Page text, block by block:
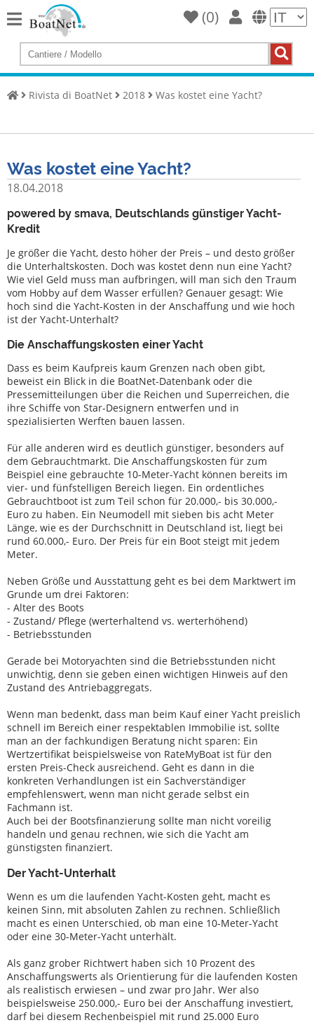
Home
Compra
yacht
Venditore
commerciale
Venditore
privato
Aste
Yacht
Broker
Servizio
Attrezzatura
per
la
barca
Barche
rubate
Esperti
Scuole
di
vela
e
Assicurazioni
Cantieri
navali
(0)
Rivista di BoatNet 2018 Was kostet eine Yacht?
Was kostet eine Yacht?
18.04.2018
powered by smava, Deutschlands günstiger Yacht-
Kredit
Je größer die Yacht, desto höher der Preis – und desto größer
die Unterhaltskosten. Doch was kostet denn nun eine Yacht?
Wie viel Geld muss man aufbringen, will man sich den Traum
vom Hobby auf dem Wasser erfüllen? Genauer gesagt: Wie
hoch sind die Yacht-Kosten in der Anschaffung und wie hoch
ist der Yacht-Unterhalt?
Die Anschaffungskosten einer Yacht
Dass es beim Kaufpreis kaum Grenzen nach oben gibt,
beweist ein Blick in die BoatNet-Datenbank oder die
Pressemitteilungen über die Reichen und Superreichen, die
ihre Schiffe von Star-Designern entwerfen und in
spezialisierten Werften bauen lassen.
Für alle anderen wird es deutlich günstiger, besonders auf
dem Gebrauchtmarkt. Die Anschaffungskosten für zum
Beispiel eine gebrauchte 10-Meter-Yacht können bereits im
vier- und fünfstelligen Bereich liegen. Ein ordentliches
Gebrauchtboot ist zum Teil schon für 20.000,- bis 30.000,-
Euro zu haben. Ein Neumodell mit sieben bis acht Meter
Länge, wie es der Durchschnitt in Deutschland ist, liegt bei
rund 60.000,- Euro. Der Preis für ein Boot steigt mit jedem
Meter.
Neben Größe und Ausstattung geht es bei dem Marktwert im
Grunde um drei Faktoren:
- Alter des Boots
- Zustand/ Pflege (werterhaltend vs. werterhöhend)
- Betriebsstunden
Gerade bei Motoryachten sind die Betriebsstunden nicht
unwichtig, denn sie geben einen wichtigen Hinweis auf den
Zustand des Antriebaggregats.
Wenn man bedenkt, dass man beim Kauf einer Yacht preislich
schnell im Bereich einer respektablen Immobilie ist, sollte
man an der fachkundigen Beratung nicht sparen: Ein
Wertzertifikat beispielsweise von RateMyBoat ist für den
ersten Preis-Check ausreichend. Geht es dann in die
konkreten Verhandlungen ist ein Sachverständiger
empfehlenswert, wenn man nicht gerade selbst ein
Fachmann ist.
Auch bei der Bootsfinanzierung sollte man nicht voreilig
handeln und genau rechnen, wie sich die Yacht am
günstigsten finanziert.
Der Yacht-Unterhalt
Wenn es um die laufenden Yacht-Kosten geht, macht es
keinen Sinn, mit absoluten Zahlen zu rechnen. Schließlich
macht es einen Unterschied, ob man eine 10-Meter-Yacht
oder eine 30-Meter-Yacht unterhält.
Als ganz grober Richtwert haben sich 10 Prozent des
Anschaffungswerts als Orientierung für die laufenden Kosten
als realistisch erwiesen – und zwar pro Jahr. Wer also
beispielsweise 250.000,- Euro bei der Anschaffung investiert,
darf bei diesem Rechenbeispiel mit rund 25.000 Euro